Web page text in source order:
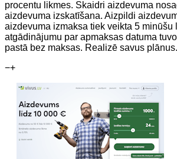
procentu likmes. Skaidri aizdevuma
aizdevuma izskatīšana. Aizpildi
aizdevuma izmaksa tiek veikta 5 minūšu
atgādinājumu par apmaksas datuma
pastā bez maksas. Realizē savus plānus.
−+